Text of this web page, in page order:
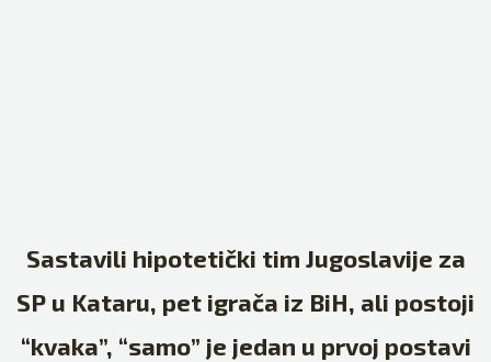
Sastavili hipotetički tim Jugoslavije za
SP u Kataru, pet igrača iz BiH, ali postoji
“kvaka”, “samo” je jedan u prvoj postavi